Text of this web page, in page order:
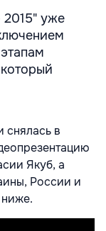
уже
снялась в
Якуб, а
России и